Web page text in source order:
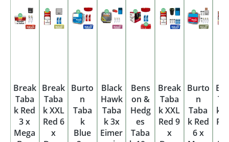
Break
Taba
k Red
3 x
Mega
Break
Taba
k XXL
Red 6
x
Burto
n
Taba
k
Blue
Black
Hawk
Taba
k 3x
Eimer
Bens
on &
Hedg
es
Taba
Break
Taba
k XXL
Red 9
x
Burto
n
Taba
k Red
6 x
k